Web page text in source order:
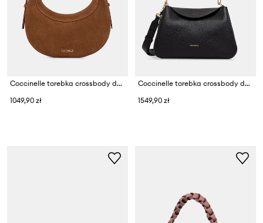
Coccinelle torebka crossbody damska zamszowa
1049,90 zł
Coccinelle torebka crossbody damska skórzana
1549,90 zł